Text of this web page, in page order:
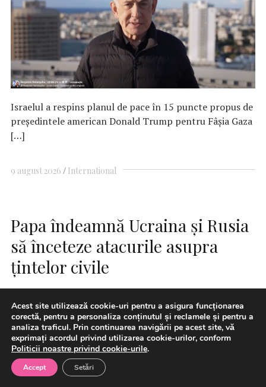
Israelul a respins planul de pace în 15 puncte propus de
președintele american Donald Trump pentru Fâșia Gaza
[…]
9 august 2026 International
Papa îndeamnă Ucraina şi Rusia
să înceteze atacurile asupra
ţintelor civile
Acest site utilizează cookie-uri pentru a asigura funcționarea
corectă, pentru a personaliza conținutul și reclamele și pentru a
analiza traficul. Prin continuarea navigării pe acest site, vă
exprimați acordul privind utilizarea cookie-urilor, conform
Politicii noastre privind cookie-urile.
Accept Setări